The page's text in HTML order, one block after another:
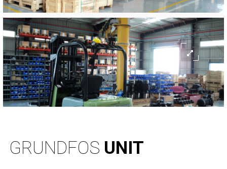
GRUNDFOS UNIT